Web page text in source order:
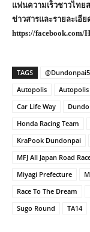
แฟนความเร็วชาวไทย
ข่าวสารและรายละเอี
https://facebook.com/
TAGS
Autopolis
Autopolis
Car Life Way
Honda Racing Team
KraPook Dundonpai
MFJ All Japan Road
Miyagi Prefecture
Race To The Dream
Sugo Round
TA14